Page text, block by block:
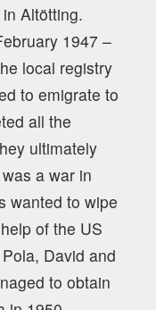
Altötting.
1947 –
local registry
to emigrate to
all the
ultimately
a war in
wanted to wipe
of the US
David and
to obtain